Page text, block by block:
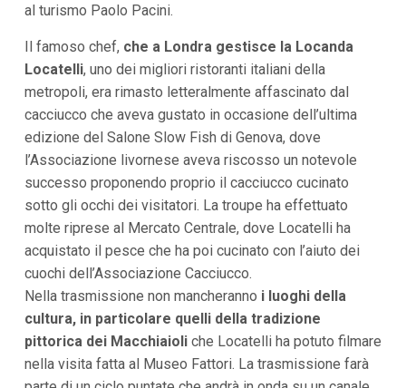
M
n
ù
i
n
i
p
a
e
V
i
i
f
o
d
o
al turismo Paolo Pacini.
Il famoso chef, che a Londra gestisce la Locanda
Locatelli, uno dei migliori ristoranti italiani della
metropoli, era rimasto letteralmente affascinato dal
cacciucco che aveva gustato in occasione dell’ultima
edizione del Salone Slow Fish di Genova, dove
l’Associazione livornese aveva riscosso un notevole
successo proponendo proprio il cacciucco cucinato
sotto gli occhi dei visitatori. La troupe ha effettuato
molte riprese al Mercato Centrale, dove Locatelli ha
acquistato il pesce che ha poi cucinato con l’aiuto dei
cuochi dell’Associazione Cacciucco.
Nella trasmissione non mancheranno i luoghi della
cultura, in particolare quelli della tradizione
pittorica dei Macchiaioliche Locatelli ha potuto filmare
nella visita fatta al Museo Fattori. La trasmissione farà